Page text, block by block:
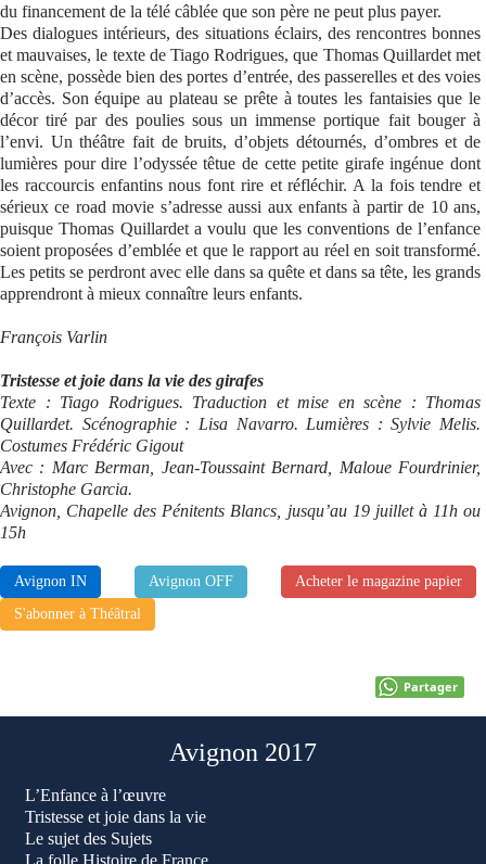
du financement de la télé câblée que son père ne peut plus payer.
Des dialogues intérieurs, des situations éclairs, des rencontres bonnes
et mauvaises, le texte de Tiago Rodrigues, que Thomas Quillardet met
en scène, possède bien des portes d’entrée, des passerelles et des voies
d’accès. Son équipe au plateau se prête à toutes les fantaisies que le
décor tiré par des poulies sous un immense portique fait bouger à
l’envi. Un théâtre fait de bruits, d’objets détournés, d’ombres et de
lumières pour dire l’odyssée têtue de cette petite girafe ingénue dont
les raccourcis enfantins nous font rire et réfléchir. A la fois tendre et
sérieux ce road movie s’adresse aussi aux enfants à partir de 10 ans,
puisque Thomas Quillardet a voulu que les conventions de l’enfance
soient proposées d’emblée et que le rapport au réel en soit transformé.
Les petits se perdront avec elle dans sa quête et dans sa tête, les grands
apprendront à mieux connaître leurs enfants.
François Varlin
Tristesse et joie dans la vie des girafes
Texte : Tiago Rodrigues. Traduction et mise en scène : Thomas
Quillardet. Scénographie : Lisa Navarro. Lumières : Sylvie Melis.
Costumes Frédéric Gigout
Avec : Marc Berman, Jean-Toussaint Bernard, Maloue Fourdrinier,
Christophe Garcia.
Avignon, Chapelle des Pénitents Blancs, jusqu’au 19 juillet à 11h ou
15h
Avignon IN Avignon OFF
Acheter le magazine papier
S'abonner à Théâtral
Partager
Avignon 2017
L’Enfance à l’œuvre
Tristesse et joie dans la vie
Le sujet des Sujets
La folle Histoire de France